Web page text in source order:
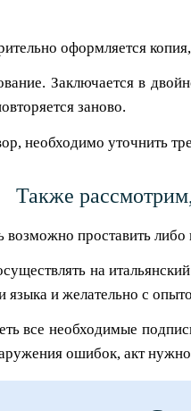
оформляется
Заключается в
заново.
необходимо уточнить
Также
возможно проставить
на
и желательно с
все необходимые
ошибок, акт